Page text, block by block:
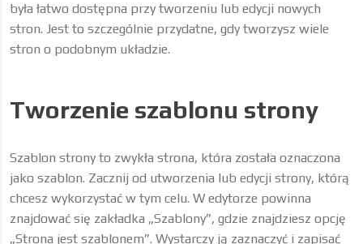
była łatwo dostępna przy tworzeniu lub edycji nowych
stron. Jest to szczególnie przydatne, gdy tworzysz wiele
stron o podobnym układzie.
Tworzenie szablonu strony
Szablon strony to zwykła strona, która została oznaczona
jako szablon. Zacznij od utworzenia lub edycji strony, którą
chcesz wykorzystać w tym celu. W edytorze powinna
znajdować się zakładka „Szablony”, gdzie znajdziesz opcję
„Strona jest szablonem”. Wystarczy ją zaznaczyć i zapisać